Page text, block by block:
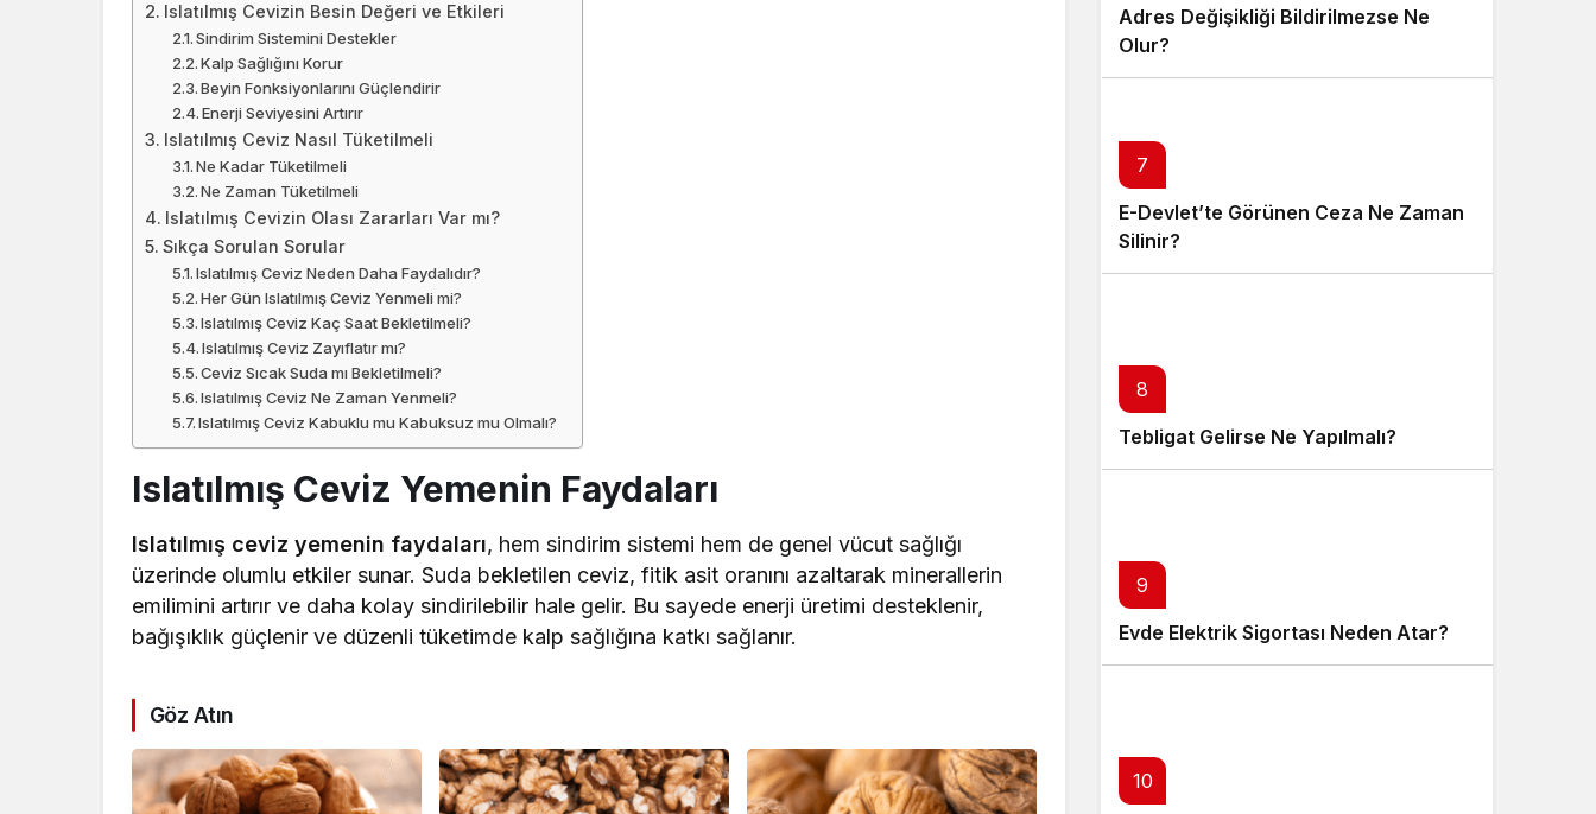
Islatılmış Cevizin Besin Değeri ve Etkileri
Sindirim Sistemini Destekler
Kalp Sağlığını Korur
Beyin Fonksiyonlarını Güçlendirir
Enerji Seviyesini Artırır
Islatılmış Ceviz Nasıl Tüketilmeli
Ne Kadar Tüketilmeli
Ne Zaman Tüketilmeli
Islatılmış Cevizin Olası Zararları Var mı?
Sıkça Sorulan Sorular
Islatılmış Ceviz Neden Daha Faydalıdır?
Her Gün Islatılmış Ceviz Yenmeli mi?
Islatılmış Ceviz Kaç Saat Bekletilmeli?
Islatılmış Ceviz Zayıflatır mı?
Ceviz Sıcak Suda mı Bekletilmeli?
Islatılmış Ceviz Ne Zaman Yenmeli?
Islatılmış Ceviz Kabuklu mu Kabuksuz mu Olmalı?
Islatılmış Ceviz Yemenin Faydaları
Islatılmış ceviz yemenin faydaları, hem sindirim sistemi hem de genel vücut sağlığı
üzerinde olumlu etkiler sunar. Suda bekletilen ceviz, fitik asit oranını azaltarak minerallerin
emilimini artırır ve daha kolay sindirilebilir hale gelir. Bu sayede enerji üretimi desteklenir,
bağışıklık güçlenir ve düzenli tüketimde kalp sağlığına katkı sağlanır.
Göz Atın
Adres Değişikliği Bildirilmezse Ne
Olur?
7
E-Devlet’te Görünen Ceza Ne Zaman
Silinir?
8
Tebligat Gelirse Ne Yapılmalı?
9
Evde Elektrik Sigortası Neden Atar?
10